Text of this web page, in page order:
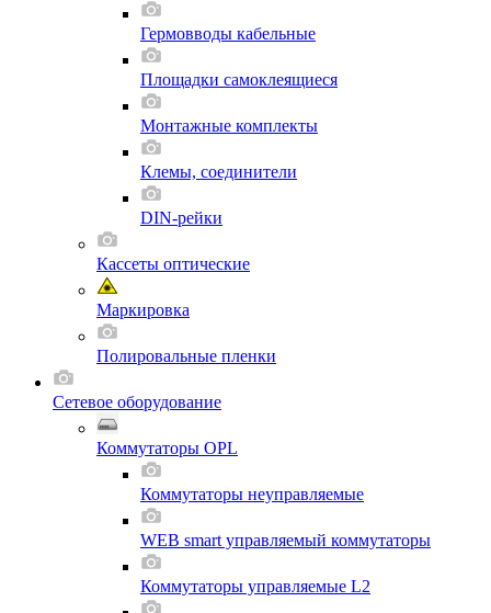
Гермовводы кабельные
Площадки самоклеящиеся
Монтажные комплекты
Клемы, соединители
DIN-рейки
Кассеты оптические
Маркировка
Полировальные пленки
Сетевое оборудование
Коммутаторы OPL
Коммутаторы неуправляемые
WEB smart управляемый коммутаторы
Коммутаторы управляемые L2